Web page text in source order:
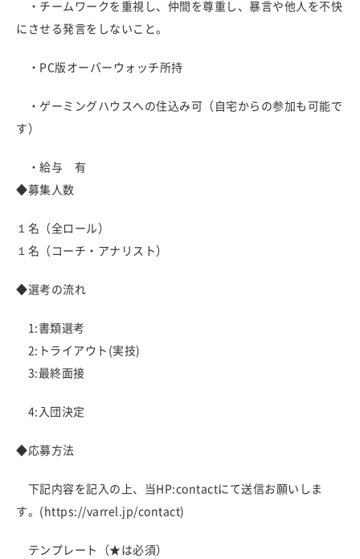
・チームワークを重視し、仲間を尊重し、暴言や他人を不快
にさせる発言をしないこと。
・PC版オーバーウォッチ所持
・ゲーミングハウスへの住込み可（自宅からの参加も可能で
す）
・給与 有
◆募集人数
１名（全ロール）
１名（コーチ・アナリスト）
◆選考の流れ
1:書類選考
2:トライアウト(実技)
3:最終面接
4:入団決定
◆応募方法
下記内容を記入の上、当HP:contactにて送信お願いしま
す。(https://varrel.jp/contact)
テンプレート（★は必須）